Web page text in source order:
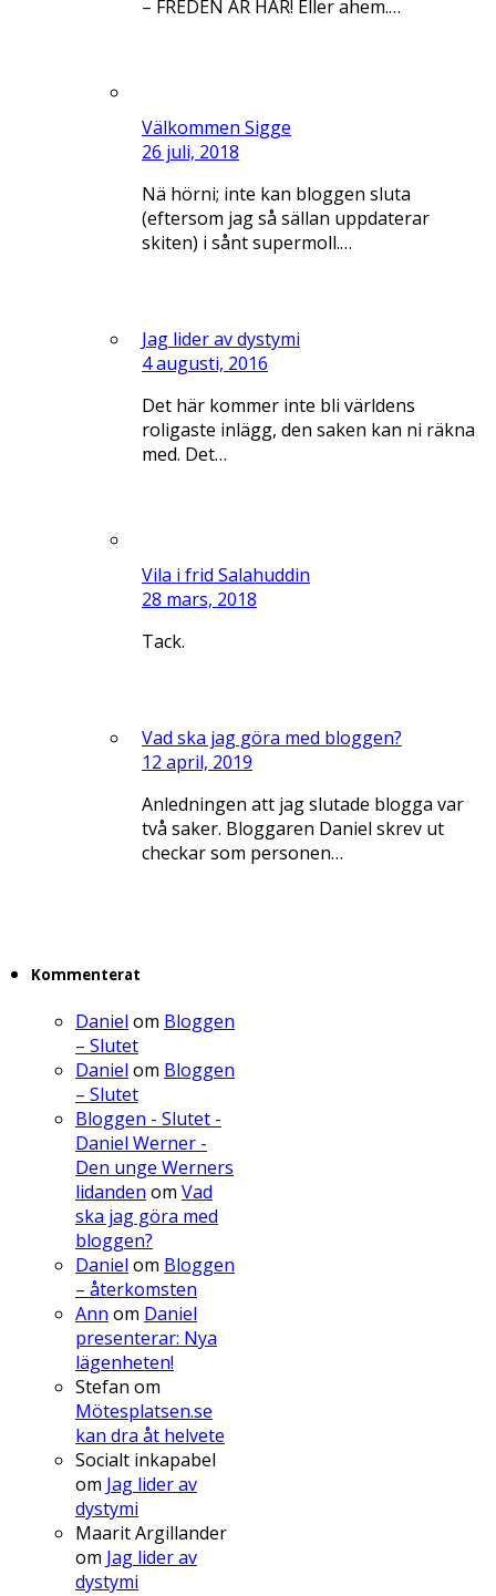
– FREDEN ÄR HÄR! Eller ahem.…
Välkommen Sigge
26 juli, 2018
Nä hörni; inte kan bloggen sluta
(eftersom jag så sällan uppdaterar
skiten) i sånt supermoll.…
Jag lider av dystymi
4 augusti, 2016
Det här kommer inte bli världens
roligaste inlägg, den saken kan ni räkna
med. Det…
Vila i frid Salahuddin
28 mars, 2018
Tack.
Vad ska jag göra med bloggen?
12 april, 2019
Anledningen att jag slutade blogga var
två saker. Bloggaren Daniel skrev ut
checkar som personen…
Kommenterat
Daniel om Bloggen
– Slutet
Daniel om Bloggen
– Slutet
Bloggen - Slutet -
Daniel Werner -
Den unge Werners
lidanden om Vad
ska jag göra med
bloggen?
Daniel om Bloggen
– återkomsten
Ann om Daniel
presenterar: Nya
lägenheten!
Stefan om
Mötesplatsen.se
kan dra åt helvete
Socialt inkapabel
om Jag lider av
dystymi
Maarit Argillander
om Jag lider av
dystymi